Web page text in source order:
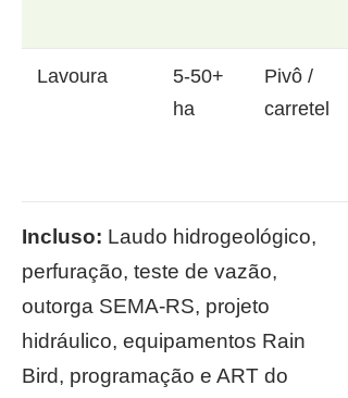
Lavoura
5-50+
ha
Pivô /
carretel
Incluso: Laudo hidrogeológico,
perfuração, teste de vazão,
outorga SEMA-RS, projeto
hidráulico, equipamentos Rain
Bird, programação e ART do